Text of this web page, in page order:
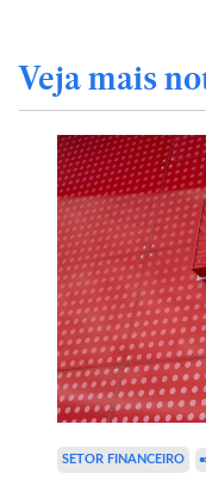
Veja mais
SETOR FINANCEIRO